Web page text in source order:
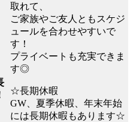
取れて、
ご家族やご友人ともスケジ
ュールを合わせやすいで
す！
プライベートも充実できま
す◎
☆長期休暇
GW、夏季休暇、年末年始
には長期休暇もあります☆